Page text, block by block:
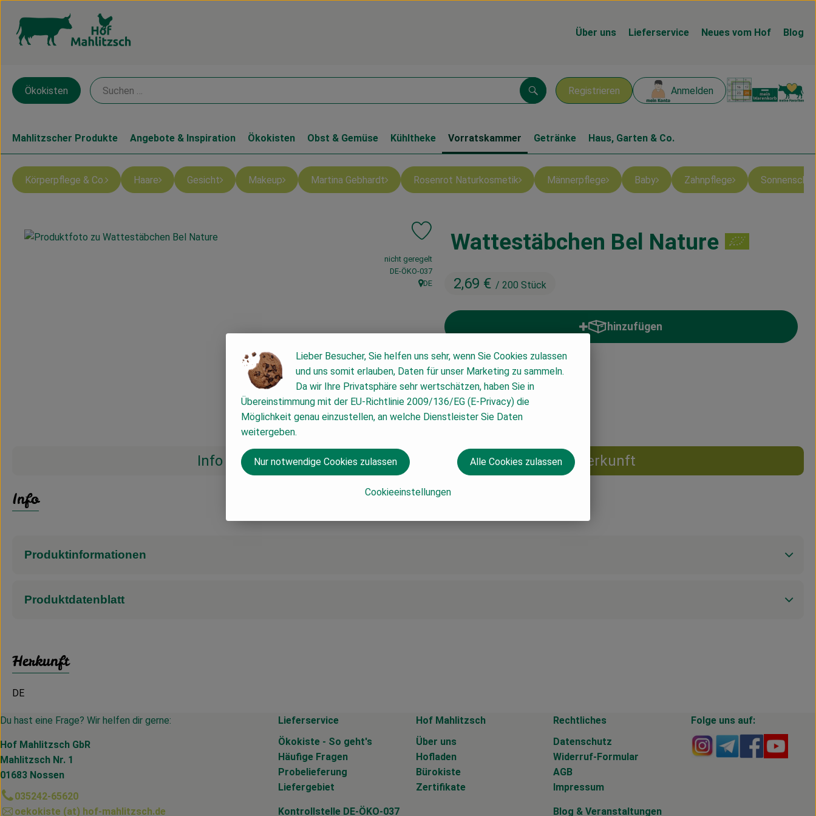
Über uns Lieferservice Neues vom Hof Blog
Registrieren Anmelden
Suchen
Ökokisten
Mahlitzscher Produkte Angebote & Inspiration Ökokisten Obst & Gemüse Kühltheke Vorratskammer Getränke Haus, Garten & Co.
Körperpflege & Co. Haare Gesicht Makeup Martina Gebhardt Rosenrot Naturkosmetik Männerpflege Baby Zahnpflege
Wattestäbchen Bel Nature
2,69 € / 200 Stück
Produkt zu Favouriten hinzufügen
, Verband:
nicht geregelt
, Kontrollstelle:
DE-ÖKO-037
, Herkunft:
DE
hinzufügen
Produkt zum Warenkorb hinzufügen
200 Stück
#57259 2,69 €/ 200 Stück
Info Herkunft
Info
Produktinformationen
Produktdatenblatt
Herkunft
DE
Du hast eine Frage? Wir helfen dir gerne:
Hof Mahlitzsch GbR
Mahlitzsch Nr. 1
01683 Nossen
035242-65620
oekokiste (at) hof-mahlitzsch.de
Lieferservice
Ökokiste - So geht's
Häufige Fragen
Probelieferung
Liefergebiet
Hof Mahlitzsch
Über uns
Hofladen
Bürokiste
Zertifikate
Rechtliches
Datenschutz
Widerruf-Formular
AGB
Impressum
Folge uns auf:
Externer Link zu
Externer Link
Externer
Kontrollstelle DE-ÖKO-037 Blog & Veranstaltungen
Lieber Besucher, Sie helfen uns sehr, wenn Sie Cookies zulassen
und uns somit erlauben, Daten für unser Marketing zu sammeln.
Da wir Ihre Privatsphäre sehr wertschätzen, haben Sie in
Übereinstimmung mit der EU-Richtlinie 2009/136/EG (E-Privacy) die
Möglichkeit genau einzustellen, an welche Dienstleister Sie Daten
weitergeben.
Cookieeinstellungen
Nur notwendige Cookies zulassen Alle Cookies zulassen